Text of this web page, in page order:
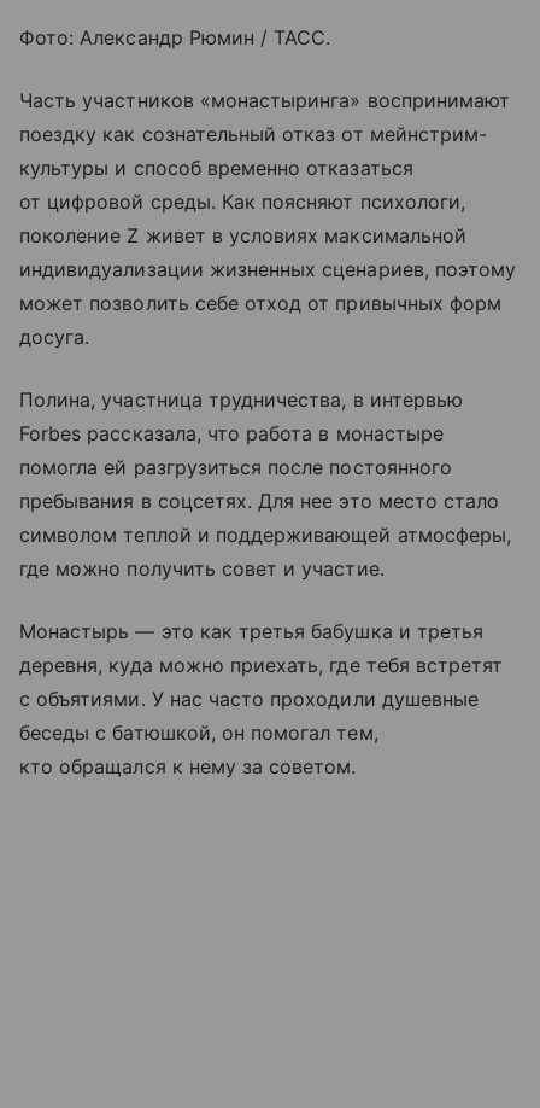
Фото: Александр Рюмин / ТАСС.
Часть участников «монастыринга» воспринимают
поездку как сознательный отказ от мейнстрим-
культуры и способ временно отказаться
от цифровой среды. Как поясняют психологи,
поколение Z живет в условиях максимальной
индивидуализации жизненных сценариев, поэтому
может позволить себе отход от привычных форм
досуга.
Полина, участница трудничества, в интервью
Forbes рассказала, что работа в монастыре
помогла ей разгрузиться после постоянного
пребывания в соцсетях. Для нее это место стало
символом теплой и поддерживающей атмосферы,
где можно получить совет и участие.
Монастырь — это как третья бабушка и третья
деревня, куда можно приехать, где тебя встретят
с объятиями. У нас часто проходили душевные
беседы с батюшкой, он помогал тем,
кто обращался к нему за советом.